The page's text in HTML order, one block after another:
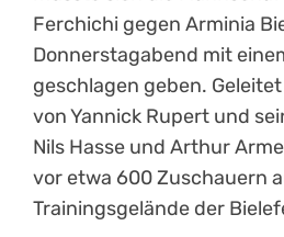
Ferchichi gegen Arminia
Donnerstagabend mit
geschlagen geben.
von Yannick Rupert und
Nils Hasse und Arthur
vor etwa 600 Zuschauern
Trainingsgelände der